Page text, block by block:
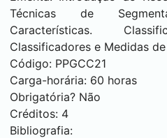
Técnicas de
Características.
Classificadores e Medidas
Código: PPGCC21
Carga-horária: 60 horas
Obrigatória? Não
Créditos: 4
Bibliografia: